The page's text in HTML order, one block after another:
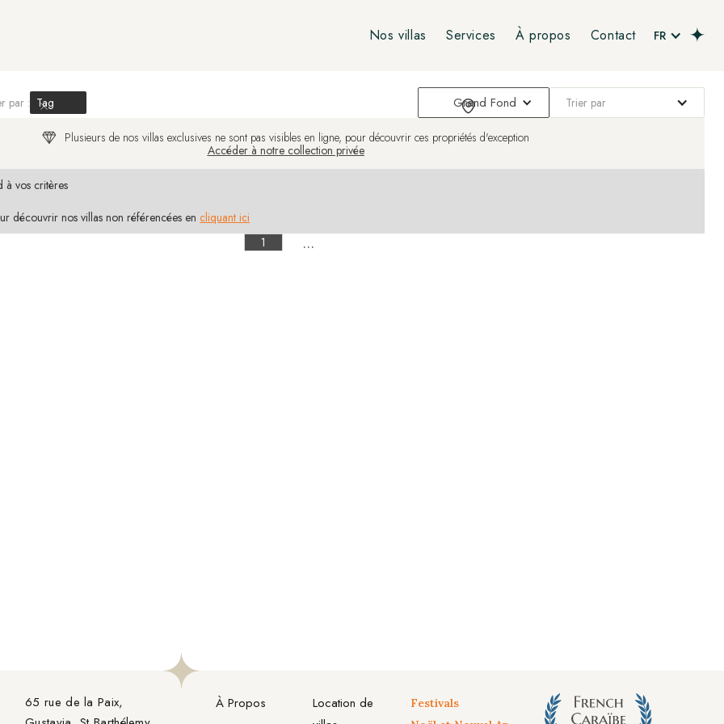
Nos villas Services À propos Contact FR
par : Tag Grand Fond Trier par
Plusieurs de nos villas exclusives ne sont pas visibles en ligne, pour découvrir ces propriétés d'exception
Accéder à notre collection privée
à vos critères
découvrir nos villas non référencées encliquant ici
1
...
65 rue de la Paix,
À Propos
Location de
Festivals